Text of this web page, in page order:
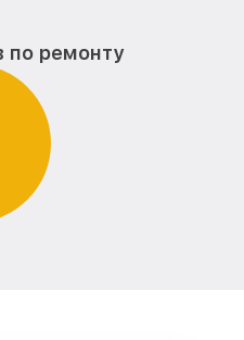
по ремонту